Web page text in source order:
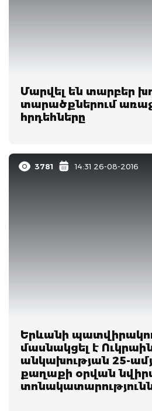
Մարվել են տարբեր
տարածքներում
հրդեհները
3781 14:31 26-08-2016
Երևանի
մասնակցել է
անկախության 25-
քաղաքի օրվան